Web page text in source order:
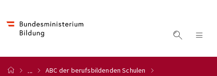
...
ABC der berufsbildenden Schulen